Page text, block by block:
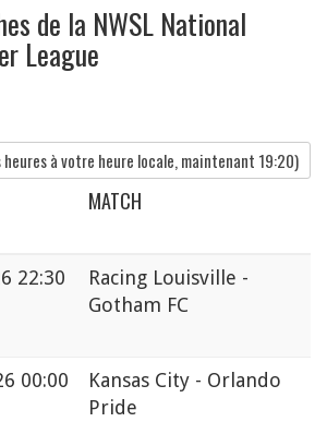
de la NWSL National
League
heures à votre heure locale, maintenant 19:20)
MATCH
22:30
Racing Louisville -
Gotham FC
00:00
Kansas City - Orlando
Pride